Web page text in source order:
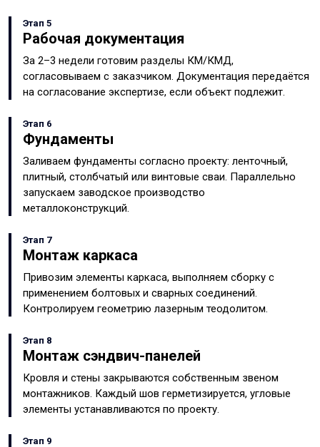
Этап 5
Рабочая документация
За 2–3 недели готовим разделы КМ/КМД,
согласовываем с заказчиком. Документация передаётся
на согласование экспертизе, если объект подлежит.
Этап 6
Фундаменты
Заливаем фундаменты согласно проекту: ленточный,
плитный, столбчатый или винтовые сваи. Параллельно
запускаем заводское производство
металлоконструкций.
Этап 7
Монтаж каркаса
Привозим элементы каркаса, выполняем сборку с
применением болтовых и сварных соединений.
Контролируем геометрию лазерным теодолитом.
Этап 8
Монтаж сэндвич-панелей
Кровля и стены закрываются собственным звеном
монтажников. Каждый шов герметизируется, угловые
элементы устанавливаются по проекту.
Этап 9